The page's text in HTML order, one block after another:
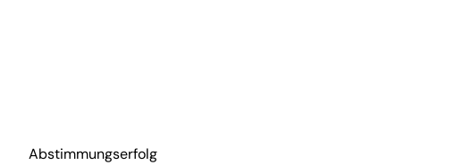
Abstimmungserfolg